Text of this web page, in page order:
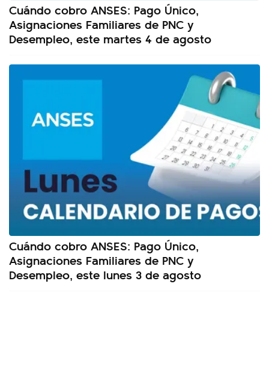
Cuándo cobro ANSES: Pago Único,
Asignaciones Familiares de PNC y
Desempleo, este martes 4 de agosto
Cuándo cobro ANSES: Pago Único,
Asignaciones Familiares de PNC y
Desempleo, este lunes 3 de agosto